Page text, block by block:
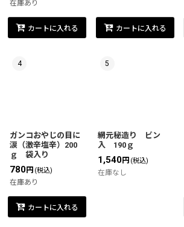
在庫あり
カートに入れる カートに入れる
4
ガンコおやじの目に
涙（激辛塩辛）200
ｇ 袋入り
780円 (税込)
在庫あり
カートに入れる
5
網元秘造り ビン
入 190ｇ
1,540円 (税込)
在庫なし